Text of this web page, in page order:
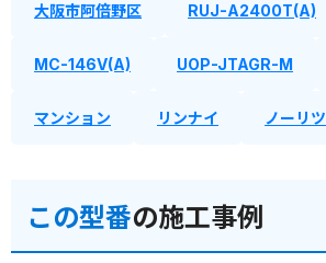
大阪市阿倍野区 RUJ-A2400T(A)
MC-146V(A) UOP-JTAGR-M
マンション リンナイ ノーリツ
この型番の施工事例